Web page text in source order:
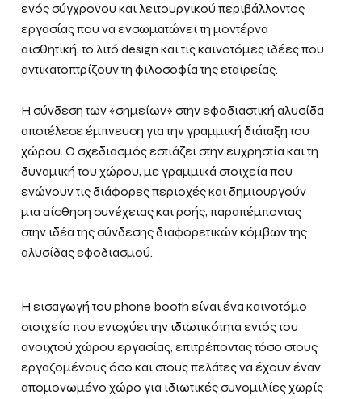
ενός σύγχρονου και λειτουργικού περιβάλλοντος
εργασίας που να ενσωματώνει τη μοντέρνα
αισθητική, το λιτό design και τις καινοτόμες ιδέες που
αντικατοπτρίζουν τη φιλοσοφία της εταιρείας.
Η σύνδεση των «σημείων» στην εφοδιαστική αλυσίδα
αποτέλεσε έμπνευση για την γραμμική διάταξη του
χώρου. Ο σχεδιασμός εστιάζει στην ευχρηστία και τη
δυναμική του χώρου, με γραμμικά στοιχεία που
ενώνουν τις διάφορες περιοχές και δημιουργούν
μια αίσθηση συνέχειας και ροής, παραπέμποντας
στην ιδέα της σύνδεσης διαφορετικών κόμβων της
αλυσίδας εφοδιασμού.
Η εισαγωγή του phone booth είναι ένα καινοτόμο
στοιχείο που ενισχύει την ιδιωτικότητα εντός του
ανοιχτού χώρου εργασίας, επιτρέποντας τόσο στους
εργαζομένους όσο και στους πελάτες να έχουν έναν
απομονωμένο χώρο για ιδιωτικές συνομιλίες χωρίς